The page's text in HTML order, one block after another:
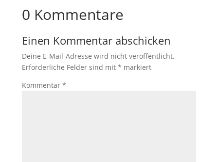
0 Kommentare
Einen Kommentar abschicken
Deine E-Mail-Adresse wird nicht veröffentlicht.
Erforderliche Felder sind mit * markiert
Kommentar *